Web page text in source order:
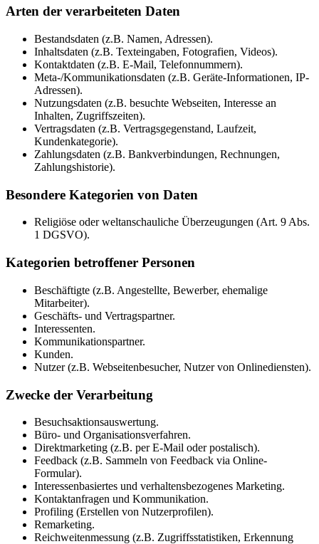
Arten der verarbeiteten Daten
Bestandsdaten (z.B. Namen, Adressen).
Inhaltsdaten (z.B. Texteingaben, Fotografien, Videos).
Kontaktdaten (z.B. E-Mail, Telefonnummern).
Meta-/Kommunikationsdaten (z.B. Geräte-Informationen, IP-
Adressen).
Nutzungsdaten (z.B. besuchte Webseiten, Interesse an
Inhalten, Zugriffszeiten).
Vertragsdaten (z.B. Vertragsgegenstand, Laufzeit,
Kundenkategorie).
Zahlungsdaten (z.B. Bankverbindungen, Rechnungen,
Zahlungshistorie).
Besondere Kategorien von Daten
Religiöse oder weltanschauliche Überzeugungen (Art. 9 Abs.
1 DGSVO).
Kategorien betroffener Personen
Beschäftigte (z.B. Angestellte, Bewerber, ehemalige
Mitarbeiter).
Geschäfts- und Vertragspartner.
Interessenten.
Kommunikationspartner.
Kunden.
Nutzer (z.B. Webseitenbesucher, Nutzer von Onlinediensten).
Zwecke der Verarbeitung
Besuchsaktionsauswertung.
Büro- und Organisationsverfahren.
Direktmarketing (z.B. per E-Mail oder postalisch).
Feedback (z.B. Sammeln von Feedback via Online-
Formular).
Interessenbasiertes und verhaltensbezogenes Marketing.
Kontaktanfragen und Kommunikation.
Profiling (Erstellen von Nutzerprofilen).
Remarketing.
Reichweitenmessung (z.B. Zugriffsstatistiken, Erkennung